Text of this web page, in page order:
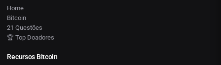
Home
Bitcoin
21 Questões
🏆 Top Doadores
Recursos Bitcoin